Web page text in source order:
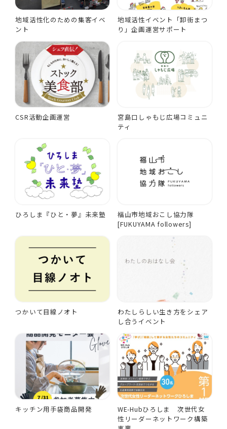
地域活性化のための集客イベ
ント
地域活性イベント「卸街まつ
り」企画運営サポート
CSR活動企画運営
宮島口しゃもじ広場コミュニ
ティ
ひろしま『ひと・夢』未来塾
福山市地域おこし協力隊
[FUKUYAMA followers]
つかいて目線ノオト
わたしらしい生き方をシェア
し合うイベント
キッチン用手袋商品開発
WE-Hubひろしま 次世代女
性リーダーネットワーク構築